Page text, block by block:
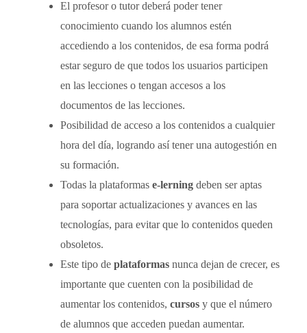
El profesor o tutor deberá poder tener
conocimiento cuando los alumnos estén
accediendo a los contenidos, de esa forma podrá
estar seguro de que todos los usuarios participen
en las lecciones o tengan accesos a los
documentos de las lecciones.
Posibilidad de acceso a los contenidos a cualquier
hora del día, logrando así tener una autogestión en
su formación.
Todas la plataformas e-lerning deben ser aptas
para soportar actualizaciones y avances en las
tecnologías, para evitar que lo contenidos queden
obsoletos.
Este tipo de plataformas nunca dejan de crecer, es
importante que cuenten con la posibilidad de
aumentar los contenidos, cursos y que el número
de alumnos que acceden puedan aumentar.